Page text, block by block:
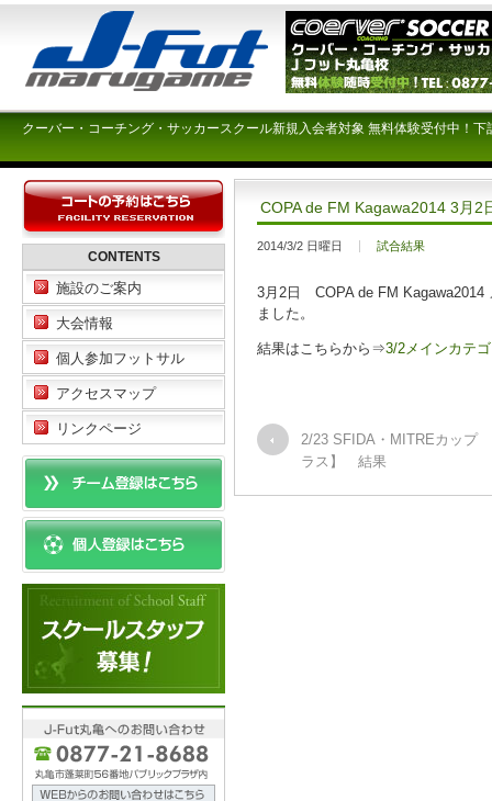
クーバー・コーチング・サッカースクール新規入会者対象 無料体験受付中！
COPA de FM Kagawa2014 3月2
2014/3/2 日曜日 試合結果
3月2日 COPA de FM Kagawa2014
ました。
結果はこちらから⇒3/2メインカテ
2/23 SFIDA・MITREカップ
ラス】 結果
CONTENTS
施設のご案内
大会情報
個人参加フットサル
アクセスマップ
リンクページ